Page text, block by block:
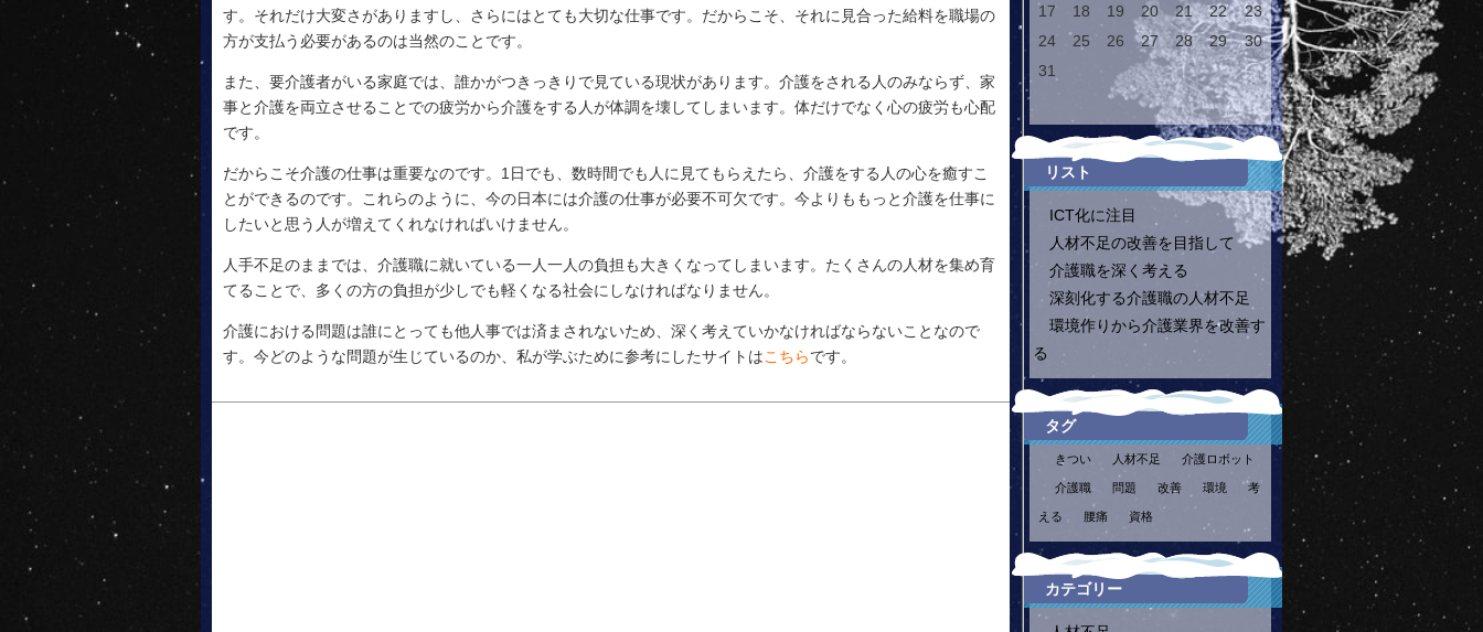
す。それだけ大変さがありますし、さらにはとても大切な仕事です。だからこそ、それに見合った給料を職場の
方が支払う必要があるのは当然のことです。
また、要介護者がいる家庭では、誰かがつきっきりで見ている現状があります。介護をされる人のみならず、家
事と介護を両立させることでの疲労から介護をする人が体調を壊してしまいます。体だけでなく心の疲労も心配
です。
だからこそ介護の仕事は重要なのです。1日でも、数時間でも人に見てもらえたら、介護をする人の心を癒すこ
とができるのです。これらのように、今の日本には介護の仕事が必要不可欠です。今よりももっと介護を仕事に
したいと思う人が増えてくれなければいけません。
人手不足のままでは、介護職に就いている一人一人の負担も大きくなってしまいます。たくさんの人材を集め育
てることで、多くの方の負担が少しでも軽くなる社会にしなければなりません。
介護における問題は誰にとっても他人事では済まされないため、深く考えていかなければならないことなので
す。今どのような問題が生じているのか、私が学ぶために参考にしたサイトはこちらです。
17
18 19 20 21 22
23
24
25 26 27 28 29
30
31
リスト
ICT化に注目
人材不足の改善を目指して
介護職を深く考える
深刻化する介護職の人材不足
環境作りから介護業界を改善す
る
タグ
きつい 人材不足 介護ロボット
介護職 問題 改善 環境 考
える 腰痛 資格
カテゴリー